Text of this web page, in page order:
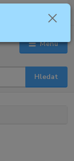
Menu
Hledat
0,00 Kč